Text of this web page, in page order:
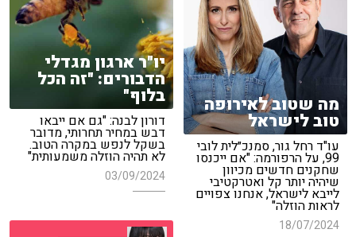
יו"ר ארגון מגדלי
הדבורים: "זה הכל
בלוף"
דורון לבנה: "גם אם ייבאו
דבש במחיר תחרותי, מדובר
בשקל לנפש במקרה הטוב.
לא תהיה הוזלה משמעותית"
03/09/2024
מה שטוב לאירופה
טוב לישראל
עו"ד רחל גור, סמנכ״לית לובי
99, על הרפורמה: "אם ייכנסו
שחקנים חדשים מכיוון
שיהיה יותר קל ואטרקטיבי
לייבא לישראל, אנחנו צפויים
לראות הוזלה"
18/07/2024